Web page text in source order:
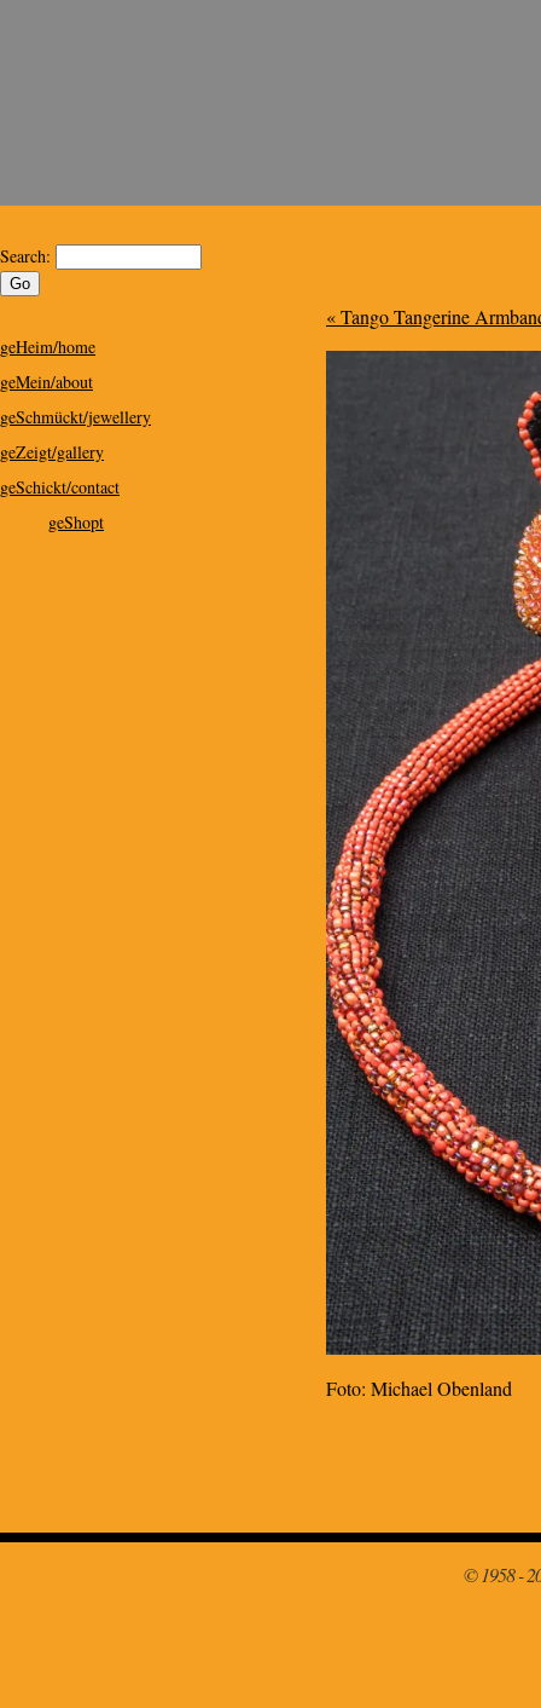
« Tango Tangerine
Foto: Michael Obenland
Search:
geHeim/home
geMein/about
geSchmückt/jewellery
geZeigt/gallery
geSchickt/contact
geShopt
© 1958 -